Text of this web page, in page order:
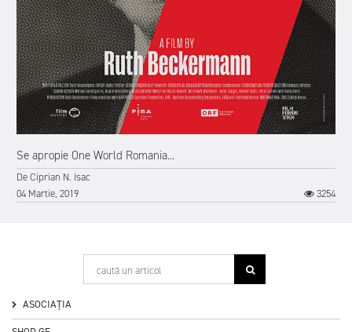
Se apropie One World Romania...
DeCiprian N. Isac
04 Martie, 2019
3254
ASOCIAȚIA